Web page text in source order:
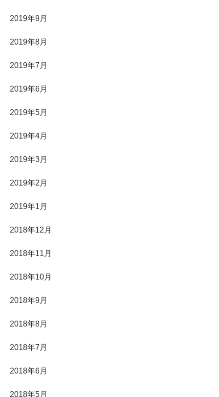
2019年9月
2019年8月
2019年7月
2019年6月
2019年5月
2019年4月
2019年3月
2019年2月
2019年1月
2018年12月
2018年11月
2018年10月
2018年9月
2018年8月
2018年7月
2018年6月
2018年5月